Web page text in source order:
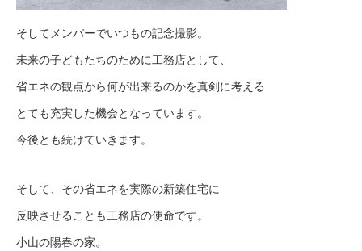
そしてメンバーでいつもの記念撮影。
未来の子どもたちのために工務店として、
省エネの観点から何が出来るのかを真剣に考える
とても充実した機会となっています。
今後とも続けていきます。
そして、その省エネを実際の新築住宅に
反映させることも工務店の使命です。
小山の陽春の家。